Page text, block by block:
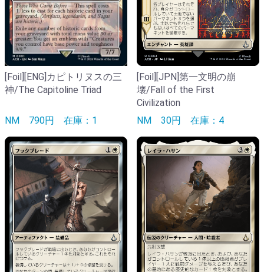
[Foil][ENG]カピトリヌスの三
神/The Capitoline Triad
NM 790円 在庫：1
[Foil][JPN]第一文明の崩
壊/Fall of the First
Civilization
NM 30円 在庫：4